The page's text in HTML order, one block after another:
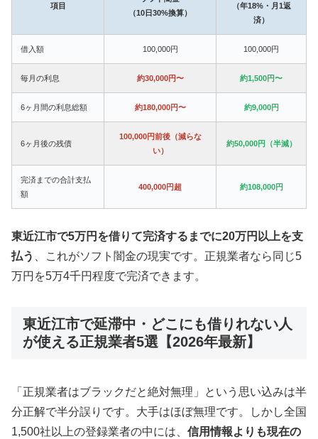
項目
（10日30%換算）
（年18%・月1返
済）
借入額 100,000円 100,000円
毎月の利息 約30,000円〜 約1,500円〜
6ヶ月間の利息総額 約180,000円〜 約9,000円
6ヶ月後の残債
100,000円前後（減らな
い）
約50,000円（半減）
完済までの合計支払
額
400,000円超 約108,000円
東近江市で5万円を借りて完済するまでに20万円以上を支
払う
、これがソフト闇金の現実です。正規業者なら同じ5
万円を5万4千円程度で完済できます。
東近江市で延滞中・どこにも借りれない人
が使える正規業者5選【2026年最新】
「正規業者はブラックだと絶対無理」という思い込みは半
分正解で半分誤りです。大手はほぼ無理です。しかし全国
1,500社以上の登録業者の中には、 信用情報よりも現在の